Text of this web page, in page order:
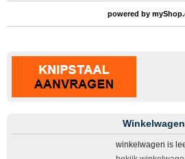
powered by
Winkelwagen
winkelwagen is